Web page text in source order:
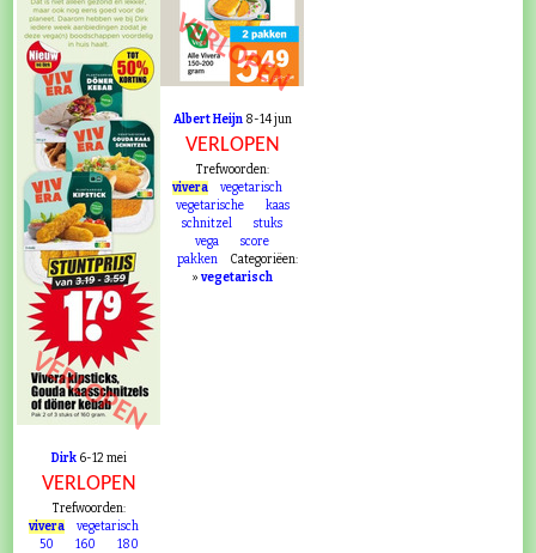
VERLOPEN
Dirk6-12 mei
VERLOPEN
Trefwoorden:
vivera
vegetarisch
50
160
180
VERLOPEN
Albert Heijn8-14 jun
VERLOPEN
Trefwoorden:
vivera
vegetarisch
vegetarische
kaas
schnitzel
stuks
vega
score
pakken
Categoriëen:
»vegetarisch